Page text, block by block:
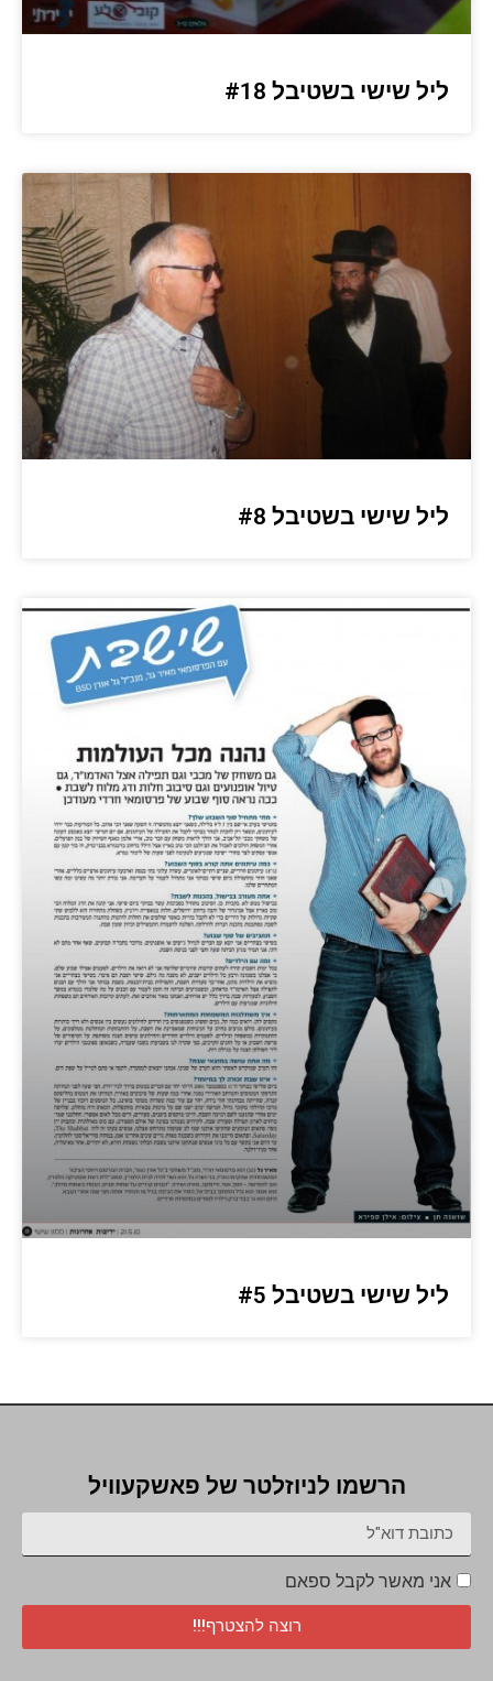
ליל שישי בשטיבל #18
ליל שישי בשטיבל #8
ליל שישי בשטיבל #5
הרשמו לניוזלטר של פאשקעוויל
אני מאשר לקבל ספאם
רוצה להצטרף!!!